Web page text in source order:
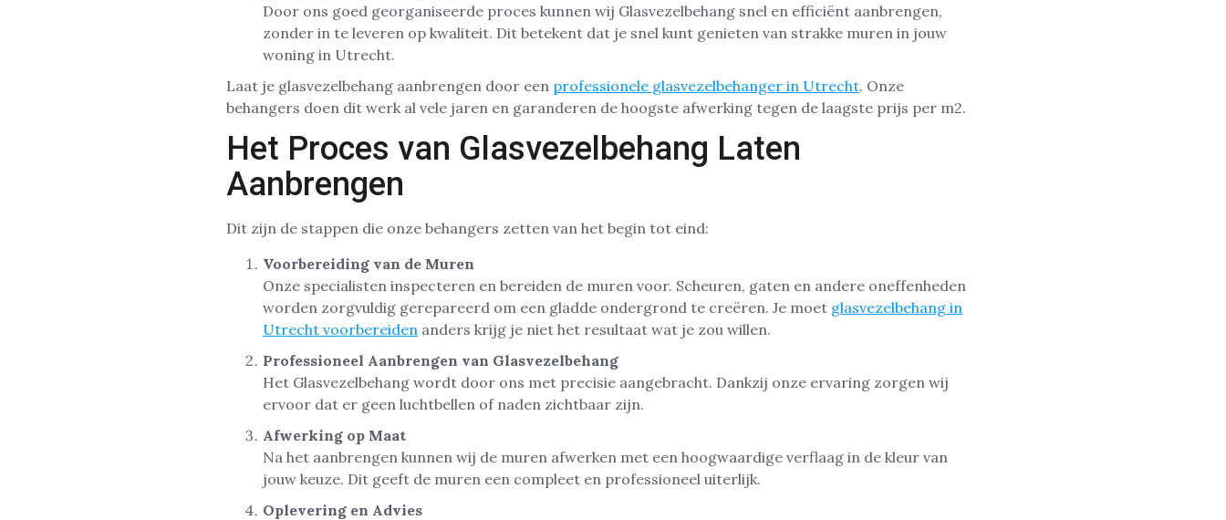
Door ons goed georganiseerde proces kunnen wij Glasvezelbehang snel en efficiënt aanbrengen,
zonder in te leveren op kwaliteit. Dit betekent dat je snel kunt genieten van strakke muren in jouw
woning in Utrecht.
Laat je glasvezelbehang aanbrengen door een professionele glasvezelbehanger in Utrecht. Onze
behangers doen dit werk al vele jaren en garanderen de hoogste afwerking tegen de laagste prijs per m2.
Het Proces van Glasvezelbehang Laten
Aanbrengen
Dit zijn de stappen die onze behangers zetten van het begin tot eind:
Voorbereiding van de Muren
Onze specialisten inspecteren en bereiden de muren voor. Scheuren, gaten en andere oneffenheden
worden zorgvuldig gerepareerd om een gladde ondergrond te creëren. Je moet glasvezelbehang in
Utrecht voorbereiden anders krijg je niet het resultaat wat je zou willen.
Professioneel Aanbrengen van Glasvezelbehang
Het Glasvezelbehang wordt door ons met precisie aangebracht. Dankzij onze ervaring zorgen wij
ervoor dat er geen luchtbellen of naden zichtbaar zijn.
Afwerking op Maat
Na het aanbrengen kunnen wij de muren afwerken met een hoogwaardige verflaag in de kleur van
jouw keuze. Dit geeft de muren een compleet en professioneel uiterlijk.
Oplevering en Advies